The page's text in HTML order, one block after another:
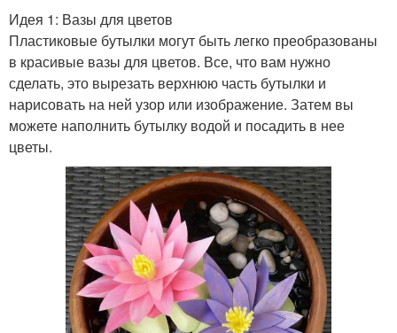
Идея 1: Вазы для цветов
Пластиковые бутылки могут быть легко преобразованы
в красивые вазы для цветов. Все, что вам нужно
сделать, это вырезать верхнюю часть бутылки и
нарисовать на ней узор или изображение. Затем вы
можете наполнить бутылку водой и посадить в нее
цветы.